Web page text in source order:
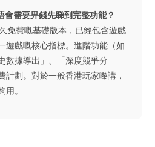
會需要畀錢先睇到完整功能？
免費嘅基礎版本，已經包含遊戲
遊戲嘅核心指標。進階功能（如
數據導出」、「深度競爭分
計劃。對於一般香港玩家嚟講，
。